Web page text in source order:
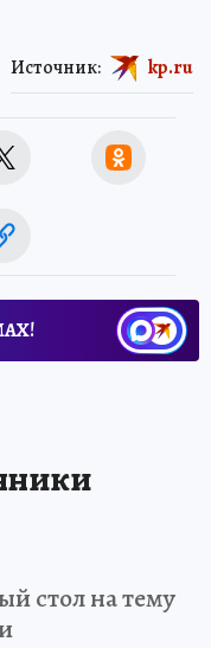
Источник: kp.ru
стол на тему